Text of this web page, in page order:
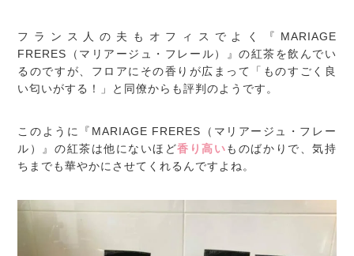
フランス人の夫もオフィスでよく『MARIAGE
FRERES（マリアージュ・フレール）』の紅茶を飲んでい
るのですが、フロアにその香りが広まって「ものすごく良
い匂いがする！」と同僚からも評判のようです。
このように『MARIAGE FRERES（マリアージュ・フレー
ル）』の紅茶は他にないほど香り高いものばかりで、気持
ちまでも華やかにさせてくれるんですよね。